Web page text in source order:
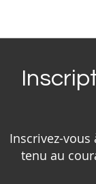
Inscrivez-
tenu au